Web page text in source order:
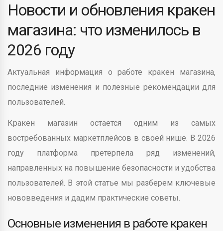
Новости и обновления кракен
магазина: что изменилось в
2026 году
Актуальная информация о работе кракен магазина,
последние изменения и полезные рекомендации для
пользователей.
Кракен магазин остается одним из самых
востребованных маркетплейсов в своей нише. В 2026
году платформа претерпела ряд изменений,
направленных на повышение безопасности и удобства
пользователей. В этой статье мы разберем ключевые
нововведения и дадим практические советы.
Основные изменения в работе кракен